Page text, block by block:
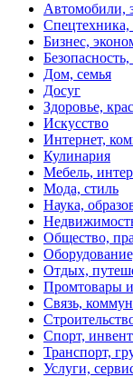
Автомобили,
Бизнес,
Дом, семья
Досуг
Здоровье,
Искусство
Интернет,
Кулинария
Мебель,
Мода, стиль
Наука,
Общество,
Отдых,
Промтовары
Связь,
Cпорт,
Транспорт,
Услуги,